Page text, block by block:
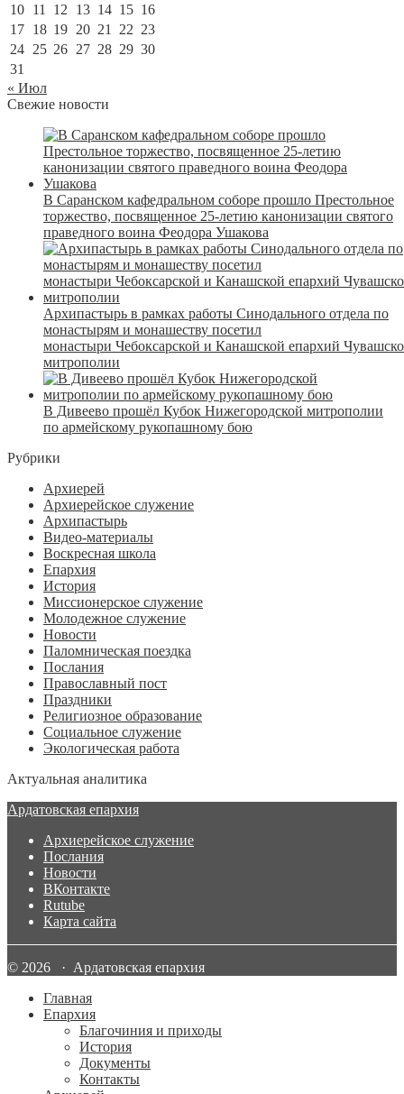
10 11 12 13 14 15 16
17 18 19 20 21 22 23
24 25 26 27 28 29 30
31
« Июл
Свежие новости
В Саранском кафедральном соборе прошло Престольное
торжество, посвященное 25-летию канонизации святого
праведного воина Феодора Ушакова
Архипастырь в рамках работы Синодального отдела по
монастырям и монашеству посетил
монастыри Чебоксарской и Канашской епархий
митрополии
В Дивеево прошёл Кубок Нижегородской митрополии
по армейскому рукопашному бою
Рубрики
Архиерей
Архиерейское служение
Архипастырь
Видео-материалы
Воскресная школа
Епархия
История
Миссионерское служение
Молодежное служение
Новости
Паломническая поездка
Послания
Православный пост
Праздники
Религиозное образование
Социальное служение
Экологическая работа
Актуальная аналитика
Ардатовская епархия
Архиерейское служение
Послания
Новости
ВКонтакте
Rutube
Карта сайта
© 2026 · Ардатовская епархия
Главная
Епархия
Благочиния и приходы
История
Документы
Контакты